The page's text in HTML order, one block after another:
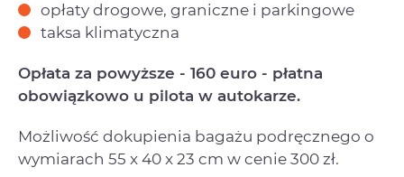
opłaty drogowe, graniczne i parkingowe
taksa klimatyczna
Opłata za powyższe - 160 euro - płatna
obowiązkowo u pilota w autokarze.
Możliwość dokupienia bagażu podręcznego o
wymiarach 55 x 40 x 23 cm w cenie 300 zł.